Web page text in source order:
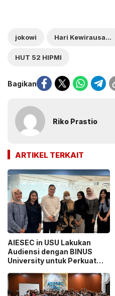
jokowi Hari Kewirausahaan Nasional
HUT 52 HIPMI
Bagikan
Riko Prastio
ARTIKEL TERKAIT
AIESEC in USU Lakukan
Audiensi dengan BINUS
University untuk Perkuat
Mahasiswa